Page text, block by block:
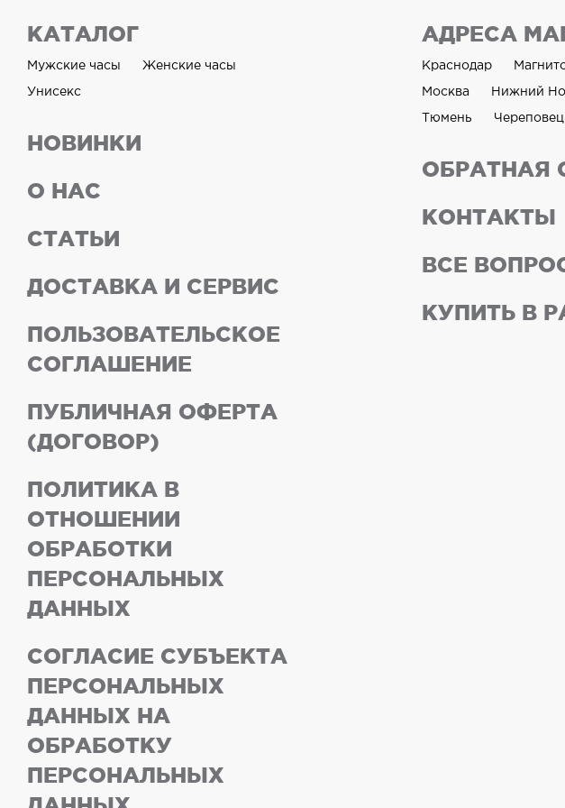
КАТАЛОГ
Мужские часы Женские часы
Унисекс
НОВИНКИ
О НАС
СТАТЬИ
ДОСТАВКА И СЕРВИС
ПОЛЬЗОВАТЕЛЬСКОЕ
СОГЛАШЕНИЕ
ПУБЛИЧНАЯ ОФЕРТА
(ДОГОВОР)
ПОЛИТИКА В
ОТНОШЕНИИ
ОБРАБОТКИ
ПЕРСОНАЛЬНЫХ
ДАННЫХ
СОГЛАСИЕ СУБЪЕКТА
ПЕРСОНАЛЬНЫХ
ДАННЫХ НА
ОБРАБОТКУ
ПЕРСОНАЛЬНЫХ
АДРЕСА
Краснодар
Москва Нижний
Тюмень Череповец
ОБРАТНАЯ
КОНТАКТЫ
ВСЕ
КУПИТЬ В